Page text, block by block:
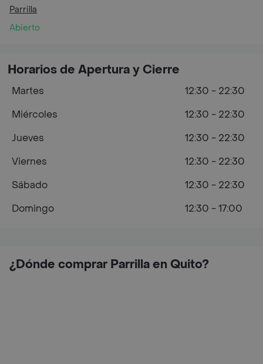
Parrilla
Abierto
¿Dónde comprar Parrilla en Quito?
Horarios de Apertura y Cierre
Martes
12:30 - 22:30
Miércoles
12:30 - 22:30
Jueves
12:30 - 22:30
Viernes
12:30 - 22:30
Sábado
12:30 - 22:30
Domingo
12:30 - 17:00